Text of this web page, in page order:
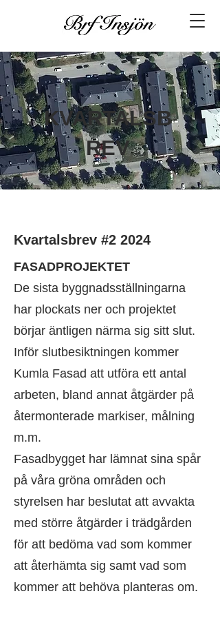
KVARTALSB
REV
Kvartalsbrev #2 2024
FASADPROJEKTET
De sista byggnadsställningarna
har plockats ner och projektet
börjar äntligen närma sig sitt slut.
Inför slutbesiktningen kommer
Kumla Fasad att utföra ett antal
arbeten, bland annat åtgärder på
återmonterade markiser, målning
m.m.
Fasadbygget har lämnat sina spår
på våra gröna områden och
styrelsen har beslutat att avvakta
med större åtgärder i trädgården
för att bedöma vad som kommer
att återhämta sig samt vad som
kommer att behöva planteras om.